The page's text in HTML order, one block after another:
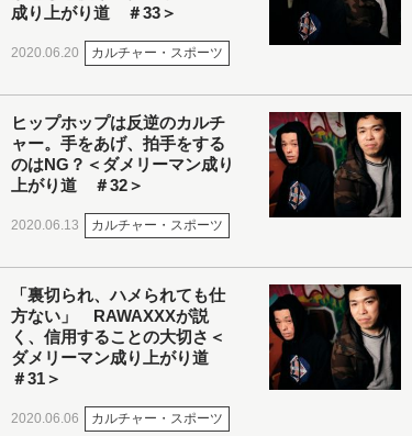
成り上がり道 ＃33＞
2020.06.20 カルチャー・スポーツ
ヒップホップは反逆のカルチ
ャー。手をあげ、拍手をする
のはNG？＜ダメリーマン成り
上がり道 ＃32＞
2020.06.13 カルチャー・スポーツ
「裏切られ、ハメられても仕
方ない」 RAWAXXXが説
く、信用することの大切さ＜
ダメリーマン成り上がり道
＃31＞
2020.06.06 カルチャー・スポーツ